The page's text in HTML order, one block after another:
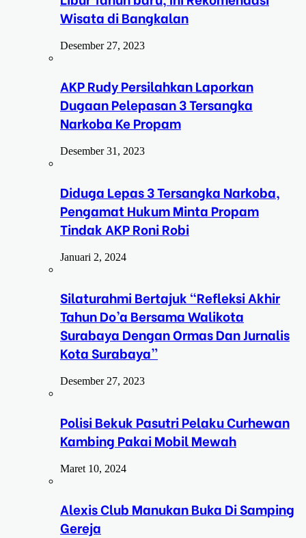
Wisata di Bangkalan
Desember 27, 2023
AKP Rudy Persilahkan Laporkan
Dugaan Pelepasan 3 Tersangka
Narkoba Ke Propam
Desember 31, 2023
Diduga Lepas 3 Tersangka Narkoba,
Pengamat Hukum Minta Propam
Tindak AKP Roni Robi
Januari 2, 2024
Silaturahmi Bertajuk “Refleksi Akhir
Tahun Do’a Bersama Walikota
Surabaya Dengan Ormas Dan Jurnalis
Kota Surabaya”
Desember 27, 2023
Polisi Bekuk Pasutri Pelaku Curhewan
Kambing Pakai Mobil Mewah
Maret 10, 2024
Alexis Club Manukan Buka Di Samping
Gereja